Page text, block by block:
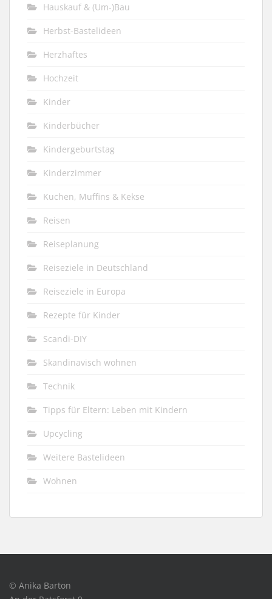
Hauskauf & (Um-)Bau
Herbst-Bastelideen
Herzhaftes
Hochzeit
Kinder
Kinderbücher
Kindergeburtstag
Kinderzimmer
Kuchen, Muffins & Kekse
Reisen
Reiseplanung
Reiseziele in Deutschland
Reiseziele in Europa
Rezepte für Kinder
Scandi-DIY
Skandinavisch wohnen
Technik
Tipps für Eltern: Leben mit Kindern
Upcycling
Weitere Bastelideen
Wohnen
© Anika Barton